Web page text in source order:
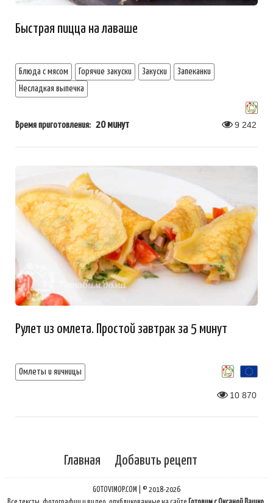
Быстрая пицца на лаваше
Блюда с мясом Горячие закуски Закуски
Запеканки
Несладкая выпечка
Время приготовления: 20 минут 9 242
Рулет из омлета. Простой завтрак за 5 минут
Омлеты и яичницы
10 870
Главная Добавить рецепт
GOTOVIMOP.COM | © 2018-2026